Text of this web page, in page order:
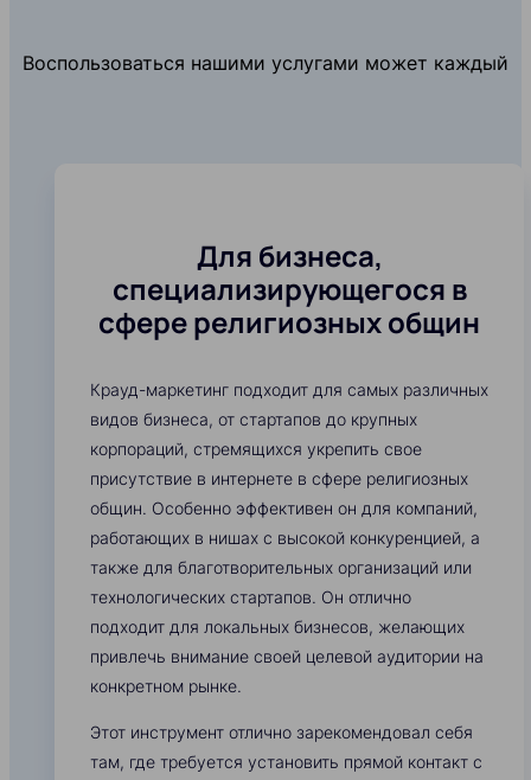
Воспользоваться нашими услугами может каждый
Для бизнеса,
специализирующегося в
сфере религиозных общин
Крауд-маркетинг подходит для самых различных
видов бизнеса, от стартапов до крупных
корпораций, стремящихся укрепить свое
присутствие в интернете в сфере религиозных
общин. Особенно эффективен он для компаний,
работающих в нишах с высокой конкуренцией, а
также для благотворительных организаций или
технологических стартапов. Он отлично
подходит для локальных бизнесов, желающих
привлечь внимание своей целевой аудитории на
конкретном рынке.
Этот инструмент отлично зарекомендовал себя
там, где требуется установить прямой контакт с